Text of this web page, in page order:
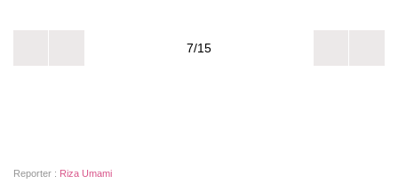
7/15
Reporter : Riza Umami